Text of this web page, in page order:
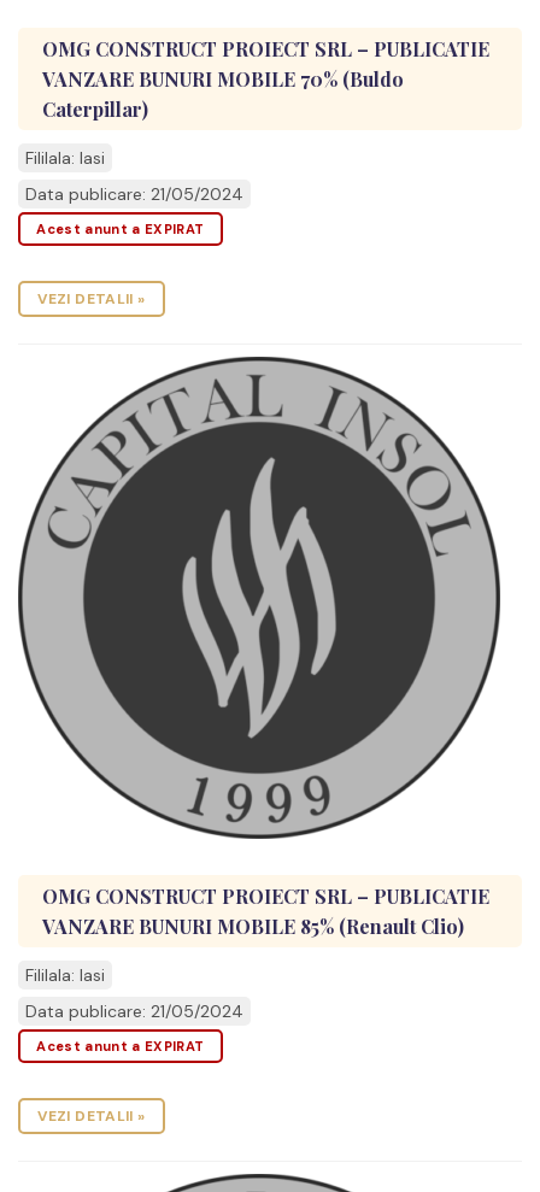
OMG CONSTRUCT PROIECT SRL – PUBLICATIE
VANZARE BUNURI MOBILE 70% (Buldo
Caterpillar)
Fililala: Iasi
Data publicare: 21/05/2024
Acest anunt a EXPIRAT
VEZI DETALII »
OMG CONSTRUCT PROIECT SRL – PUBLICATIE
VANZARE BUNURI MOBILE 85% (Renault Clio)
Fililala: Iasi
Data publicare: 21/05/2024
Acest anunt a EXPIRAT
VEZI DETALII »